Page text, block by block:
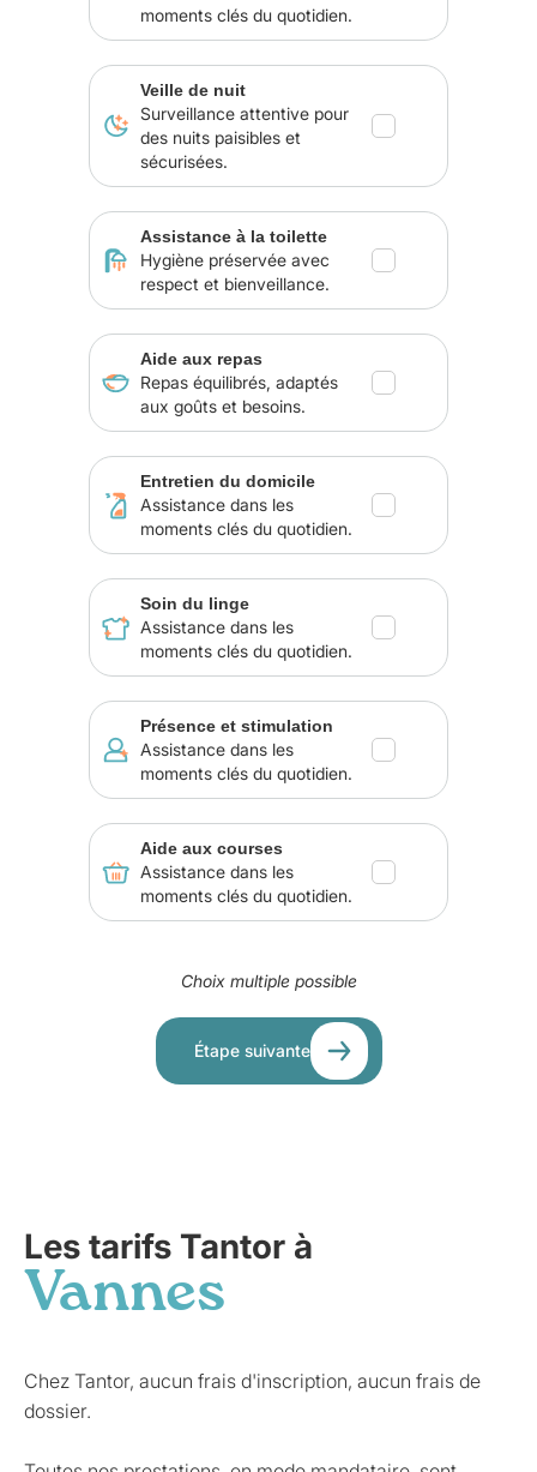
moments clés du quotidien.
Veille de nuit
Surveillance attentive pour
des nuits paisibles et
sécurisées.
Assistance à la toilette
Hygiène préservée avec
respect et bienveillance.
Aide aux repas
Repas équilibrés, adaptés
aux goûts et besoins.
Entretien du domicile
Assistance dans les
moments clés du quotidien.
Soin du linge
Assistance dans les
moments clés du quotidien.
Présence et stimulation
Assistance dans les
moments clés du quotidien.
Aide aux courses
Assistance dans les
moments clés du quotidien.
Choix multiple possible
Étape suivante
Les tarifs Tantor à
Vannes
Chez Tantor, aucun frais d'inscription, aucun frais de
dossier.